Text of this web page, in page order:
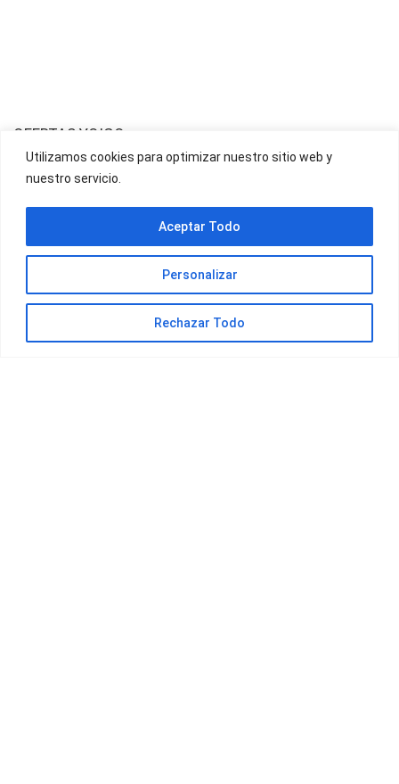
Utilizamos cookies para optimizar nuestro sitio web y
nuestro servicio.
Personalizar
Rechazar Todo
Aceptar Todo
OFERTAS YOIGO